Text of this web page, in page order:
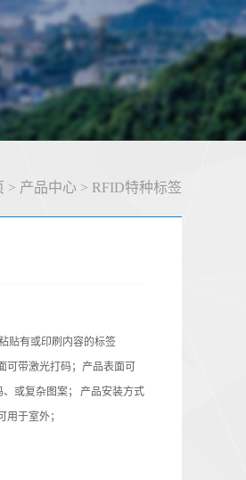
> 产品中心 > RFID特种标签
贴有或印刷内容的标签
可带激光打码； 产品表面可
或复杂图案；
产品安装方式
用于室外；